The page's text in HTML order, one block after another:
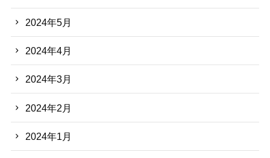
2024年5月
2024年4月
2024年3月
2024年2月
2024年1月